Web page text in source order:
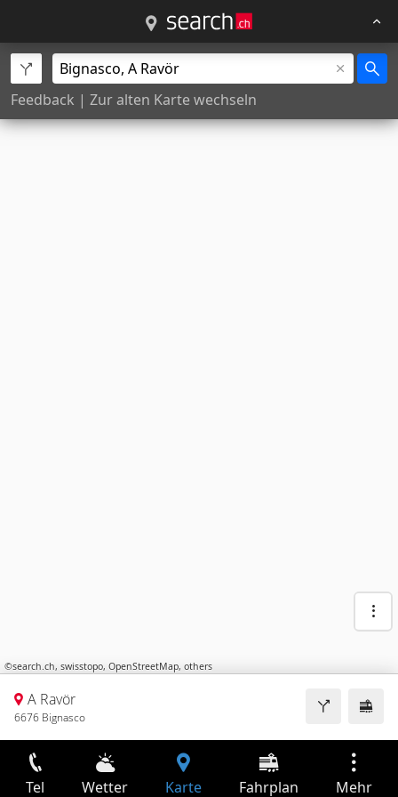
Feedback | Zur alten Karte wechseln
©search.ch, swisstopo, OpenStreetMap, others
A Ravör
6676 Bignasco
Tel Wetter Karte Fahrplan Mehr